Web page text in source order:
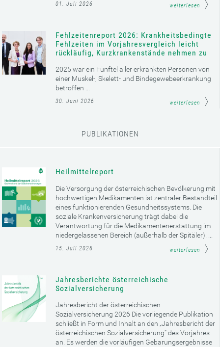
01. Juli 2026 weiterlesen
Fehlzeitenreport 2026: Krankheitsbedingte
Fehlzeiten im Vorjahresvergleich leicht
rückläufig, Kurzkrankenstände nehmen zu
2025 war ein Fünftel aller erkrankten Personen von
einer Muskel-, Skelett- und Bindegewebeerkrankung
betroffen ...
30. Juni 2026 weiterlesen
PUBLIKATIONEN
Heilmittelreport
Die Versorgung der österreichischen Bevölkerung mit
hochwertigen Medikamenten ist zentraler Bestandteil
eines funktionierenden Gesundheitssystems. Die
soziale Krankenversicherung trägt dabei die
Verantwortung für die Medikamentenerstattung im
niedergelassenen Bereich (außerhalb der Spitäler). ...
15. Juli 2026 weiterlesen
Jahresberichte österreichische
Sozialversicherung
Jahresbericht der österreichischen
Sozialversicherung 2026 Die vorliegende Publikation
schließt in Form und Inhalt an den „Jahresbericht der
österreichischen Sozialversicherung“ des Vorjahres
an. Es werden die vorläufigen Gebarungsergebnisse